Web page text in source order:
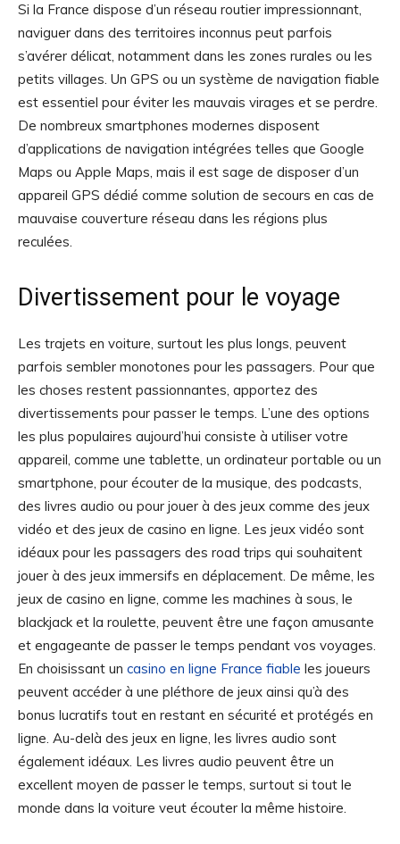
Si la France dispose d’un réseau routier impressionnant,
naviguer dans des territoires inconnus peut parfois
s’avérer délicat, notamment dans les zones rurales ou les
petits villages. Un GPS ou un système de navigation fiable
est essentiel pour éviter les mauvais virages et se perdre.
De nombreux smartphones modernes disposent
d’applications de navigation intégrées telles que Google
Maps ou Apple Maps, mais il est sage de disposer d’un
appareil GPS dédié comme solution de secours en cas de
mauvaise couverture réseau dans les régions plus
reculées.
Divertissement pour le voyage
Les trajets en voiture, surtout les plus longs, peuvent
parfois sembler monotones pour les passagers. Pour que
les choses restent passionnantes, apportez des
divertissements pour passer le temps. L’une des options
les plus populaires aujourd’hui consiste à utiliser votre
appareil, comme une tablette, un ordinateur portable ou un
smartphone, pour écouter de la musique, des podcasts,
des livres audio ou pour jouer à des jeux comme des jeux
vidéo et des jeux de casino en ligne. Les jeux vidéo sont
idéaux pour les passagers des road trips qui souhaitent
jouer à des jeux immersifs en déplacement. De même, les
jeux de casino en ligne, comme les machines à sous, le
blackjack et la roulette, peuvent être une façon amusante
et engageante de passer le temps pendant vos voyages.
En choisissant un casino en ligne France fiable les joueurs
peuvent accéder à une pléthore de jeux ainsi qu’à des
bonus lucratifs tout en restant en sécurité et protégés en
ligne. Au-delà des jeux en ligne, les livres audio sont
également idéaux. Les livres audio peuvent être un
excellent moyen de passer le temps, surtout si tout le
monde dans la voiture veut écouter la même histoire.